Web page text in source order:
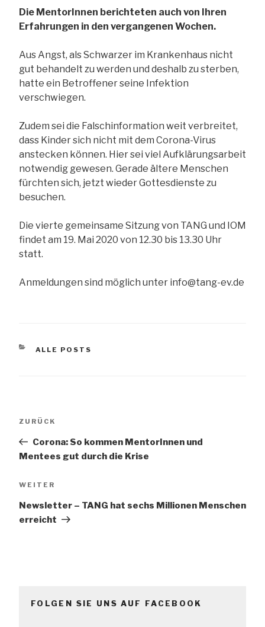
Die MentorInnen berichteten auch von Ihren
Erfahrungen in den vergangenen Wochen.
Aus Angst, als Schwarzer im Krankenhaus nicht
gut behandelt zu werden und deshalb zu sterben,
hatte ein Betroffener seine Infektion
verschwiegen.
Zudem sei die Falschinformation weit verbreitet,
dass Kinder sich nicht mit dem Corona-Virus
anstecken können. Hier sei viel Aufklärungsarbeit
notwendig gewesen. Gerade ältere Menschen
fürchten sich, jetzt wieder Gottesdienste zu
besuchen.
Die vierte gemeinsame Sitzung von TANG und IOM
findet am 19. Mai 2020 von 12.30 bis 13.30 Uhr
statt.
Anmeldungen sind möglich unter info@tang-ev.de
KATEGORIEN
ALLE POSTS
Vorheriger
ZURÜCK
Corona: So kommen MentorInnen und
Mentees gut durch die Krise
Nächster
WEITER
Newsletter – TANG hat sechs Millionen Menschen
erreicht
FOLGEN SIE UNS AUF FACEBOOK